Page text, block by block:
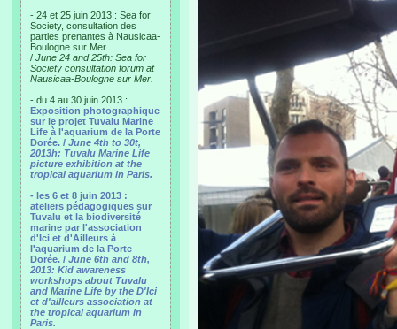
- 24 et 25 juin 2013 : Sea for
Society, consultation des
parties prenantes à Nausicaa-
Boulogne sur Mer
/ June 24 and 25th: Sea for
Society consultation forum at
Nausicaa-Boulogne sur Mer.
- du 4 au 30 juin 2013 :
Exposition photographique
sur le projet Tuvalu Marine
Life à l'aquarium de la Porte
Dorée. / June 4th to 30t,
2013h: Tuvalu Marine Life
picture exhibition at the
tropical aquarium in Paris.
- les 6 et 8 juin 2013 :
ateliers pédagogiques sur
Tuvalu et la biodiversité
marine par l'association
d'Ici et d'Ailleurs à
l'aquarium de la Porte
Dorée. / June 6th and 8th,
2013: Kid awareness
workshops about Tuvalu
and Marine Life by the D'Ici
et d'ailleurs association at
the tropical aquarium in
Paris.